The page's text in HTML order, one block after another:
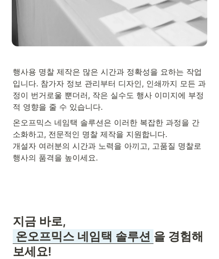
행사용 명찰 제작은 많은 시간과 정확성을 요하는 작업
입니다. 참가자 정보 관리부터 디자인, 인쇄까지 모든 과
정이 번거로울 뿐더러, 작은 실수도 행사 이미지에 부정
적 영향을 줄 수 있습니다.
온오프믹스 네임택 솔루션은 이러한 복잡한 과정을 간
소화하고, 전문적인 명찰 제작을 지원합니다.
개설자 여러분의 시간과 노력을 아끼고, 고품질 명찰로
행사의 품격을 높이세요.
온오프믹스 네임택 솔루션 을 경험해
보세요!